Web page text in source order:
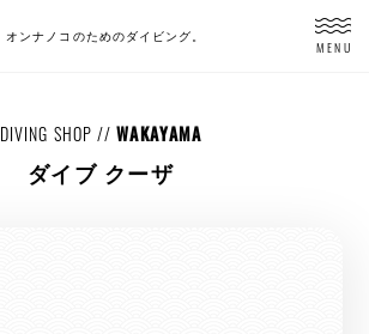
MENU
オンナノコのためのダイビング。
DIVING SHOP //WAKAYAMA
ダイブ クーザ